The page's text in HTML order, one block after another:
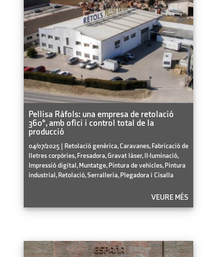
Pellisa Ràfols: una empresa de retolació
360°, amb ofici i control total de la
producció
04/07/2025| Retolació genèrica,Caravanes,Fabricació de
lletres corpòries,Fresadora,Gravat làser,Il·luminació,
Impressió digital,Muntatge,Pintura de vehicles,Pintura
industrial,Retolació,Serralleria, Plegadora i Cisalla
VEURE MÉS